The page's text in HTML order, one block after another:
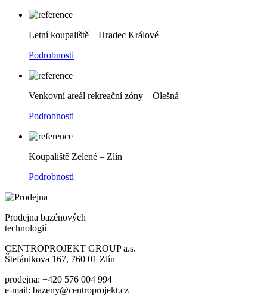
Letní koupaliště – Hradec Králové
Podrobnosti
Venkovní areál rekreační zóny – Olešná
Podrobnosti
Koupaliště Zelené – Zlín
Podrobnosti
Prodejna bazénových
technologií
CENTROPROJEKT GROUP a.s.
Štefánikova 167, 760 01 Zlín
prodejna: +420 576 004 994
e-mail: bazeny@centroprojekt.cz